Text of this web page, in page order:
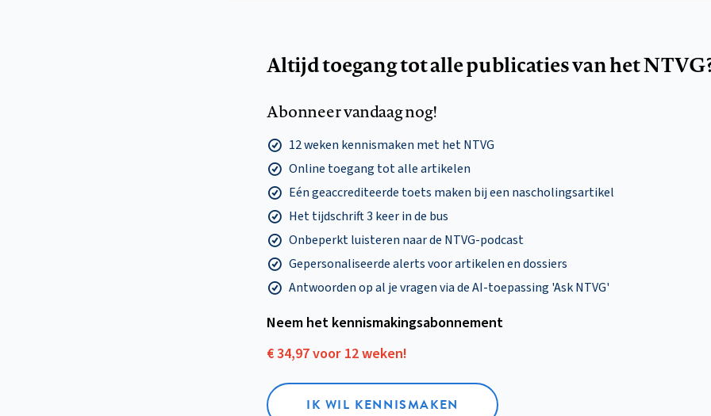
Altijd toegang tot alle publicaties van het
Abonneer vandaag nog!
12 weken kennismaken met het NTVG
Online toegang tot alle artikelen
Eén geaccrediteerde toets maken bij een nascholingsartikel
Het tijdschrift 3 keer in de bus
Onbeperkt luisteren naar de NTVG-podcast
Gepersonaliseerde alerts voor artikelen en dossiers
Antwoorden op al je vragen via de AI-toepassing 'Ask NTVG'
Neem het kennismakings­abonnement
€ 34,97 voor 12 weken!
IK WIL KENNISMAKEN